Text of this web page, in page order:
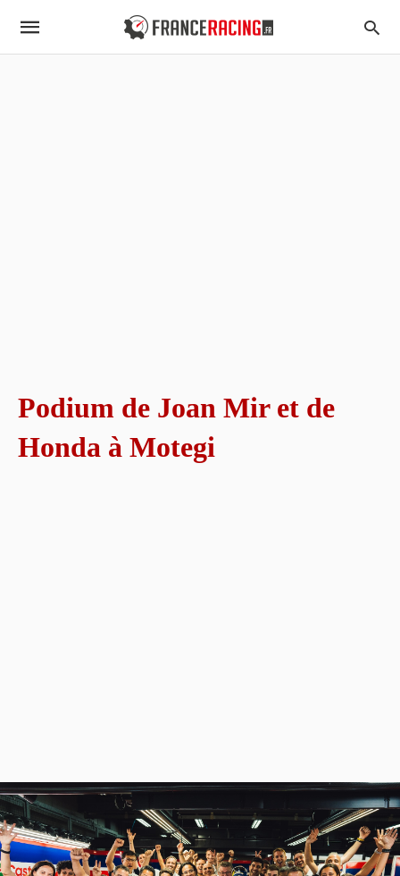
Podium de Joan Mir et de
Honda à Motegi